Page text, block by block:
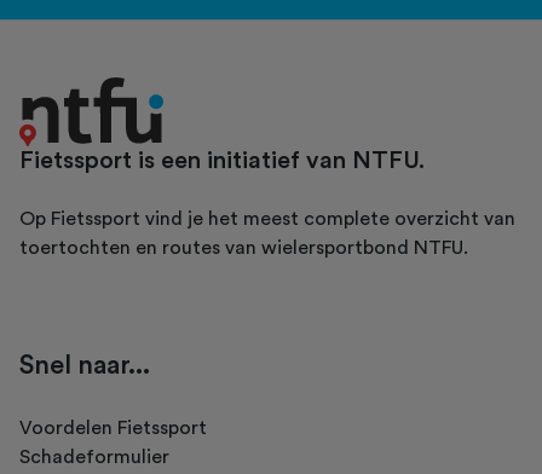
Fietssport is een initiatief van NTFU.
Op Fietssport vind je het meest complete overzicht van
toertochten en routes van wielersportbond NTFU.
Snel naar...
Voordelen Fietssport
Schadeformulier